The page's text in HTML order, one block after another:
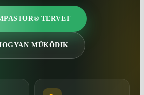
TERVET
MŰKÖDIK